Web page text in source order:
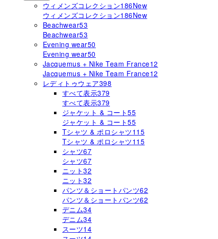
ウィメンズコレクション186New
ウィメンズコレクション186New
Beachwear53
Beachwear53
Evening wear50
Evening wear50
Jacquemus + Nike Team France12
Jacquemus + Nike Team France12
レディトゥウェア398
すべて表示379
すべて表示379
ジャケット & コート55
ジャケット & コート55
Tシャツ & ポロシャツ115
Tシャツ & ポロシャツ115
シャツ67
シャツ67
ニット32
ニット32
パンツ＆ショートパンツ62
パンツ＆ショートパンツ62
デニム34
デニム34
スーツ14